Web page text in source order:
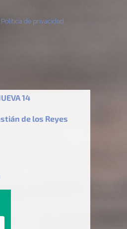
Política de privacidad
14
de los Reyes